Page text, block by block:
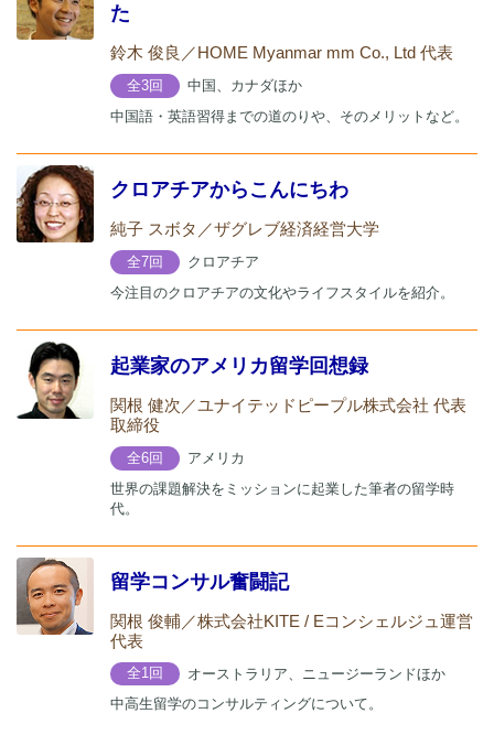
た
鈴木 俊良／HOME Myanmar mm Co., Ltd​ 代表
全3回
中国、カナダほか
中国語・英語習得までの道のりや、そのメリットなど。
クロアチアからこんにちわ
純子 スボタ／ザグレブ経済経営大学
全7回
クロアチア
今注目のクロアチアの文化やライフスタイルを紹介。
起業家のアメリカ留学回想録
関根 健次／ユナイテッドピープル株式会社 代表
取締役
全6回
アメリカ
世界の課題解決をミッションに起業した筆者の留学時
代。
留学コンサル奮闘記
関根 俊輔／株式会社KITE / Eコンシェルジュ運営​
代表
全1回
オーストラリア、ニュージーランドほか
中高生留学のコンサルティングについて。